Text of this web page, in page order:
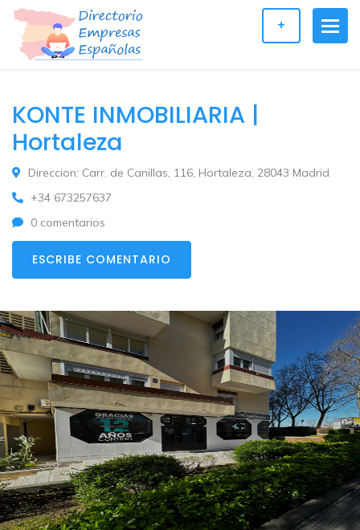
+
KONTE INMOBILIARIA |
Hortaleza
Direccion: Carr. de Canillas, 116, Hortaleza, 28043 Madrid
+34 673257637
0 comentarios
ESCRIBE COMENTARIO